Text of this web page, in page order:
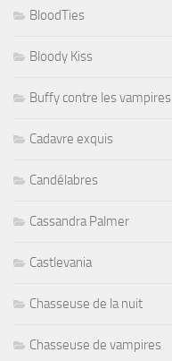
BloodTies
Bloody Kiss
Buffy contre les vampires
Cadavre exquis
Candélabres
Cassandra Palmer
Castlevania
Chasseuse de la nuit
Chasseuse de vampires